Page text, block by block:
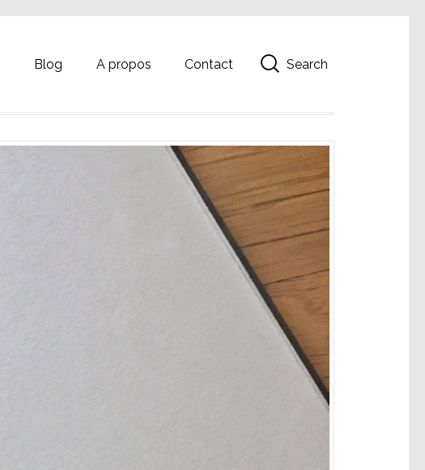
Search
Blog A propos Contact